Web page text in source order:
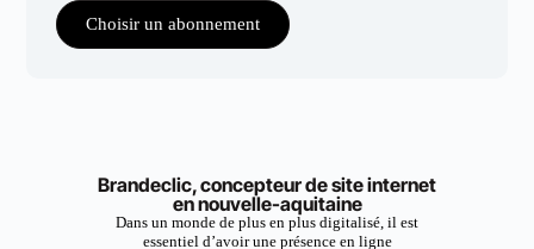
Choisir un abonnement
Brandeclic, concepteur de site internet
en nouvelle-aquitaine
Dans un monde de plus en plus digitalisé, il est
essentiel d’avoir une présence en ligne